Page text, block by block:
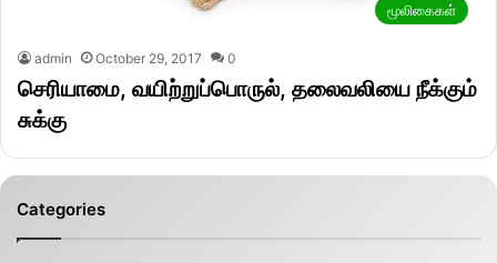
மூலிகைகள்
admin October 29, 2017 0
செரியாமை, வயிற்றுப்பொருல், தலைவலியை நீக்கும்
சுக்கு
Categories